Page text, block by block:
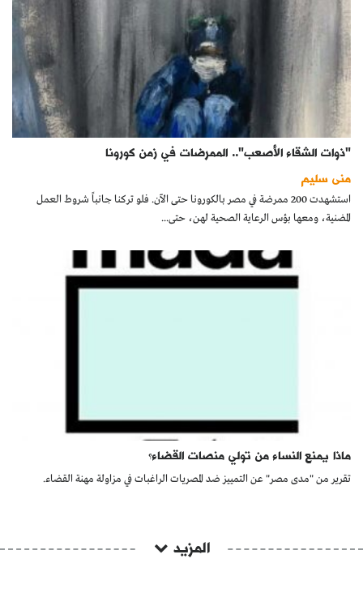
"ذوات الشقاء الأصعب".. الممرضات في زمن كورونا
منى سليم
استشهدت 200 ممرضة في مصر بالكورونا حتى الآن. فلو تركنا جانباً شروط العمل
المضنية، ومعها بؤس الرعاية الصحية لهن، حتى...
ماذا يمنع النساء من تولي منصات القضاء؟
تقرير من "مدى مصر" عن التمييز ضد المصريات الراغبات في مزاولة مهنة القضاء.
المزيد